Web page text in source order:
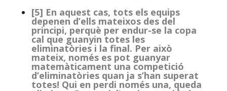
[5] En aquest cas, tots els equips
depenen d’ells mateixos des del
principi, perquè per endur-se la copa
cal que guanyin totes les
eliminatòries i la final. Per això
mateix, només es pot guanyar
matemàticament una competició
d’eliminatòries quan ja s’han superat
totes! Qui en perdi només una, queda